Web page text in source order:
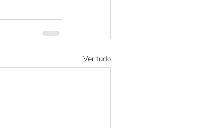
Ver tudo